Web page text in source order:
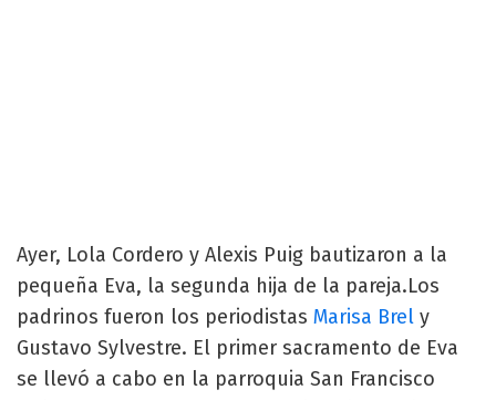
Ayer, Lola Cordero y Alexis Puig bautizaron a la
pequeña Eva, la segunda hija de la pareja.Los
padrinos fueron los periodistas Marisa Brel y
Gustavo Sylvestre. El primer sacramento de Eva
se llevó a cabo en la parroquia San Francisco